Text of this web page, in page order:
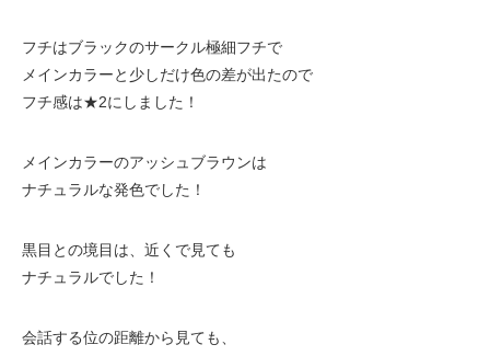
フチはブラックのサークル極細フチで
メインカラーと少しだけ色の差が出たので
フチ感は★2にしました！
メインカラーのアッシュブラウンは
ナチュラルな発色でした！
黒目との境目は、近くで見ても
ナチュラルでした！
会話する位の距離から見ても、